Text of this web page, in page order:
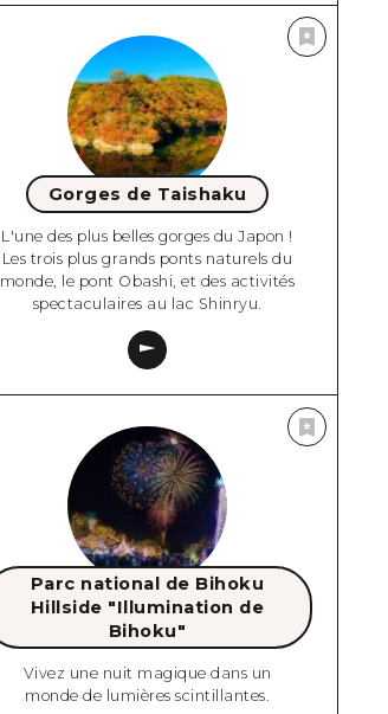
Gorges de Taishaku
L'une des plus belles gorges du Japon !
Les trois plus grands ponts naturels du
monde, le pont Obashi, et des activités
spectaculaires au lac Shinryu.
Parc national de Bihoku
Hillside "Illumination de
Bihoku"
Vivez une nuit magique dans un
monde de lumières scintillantes.